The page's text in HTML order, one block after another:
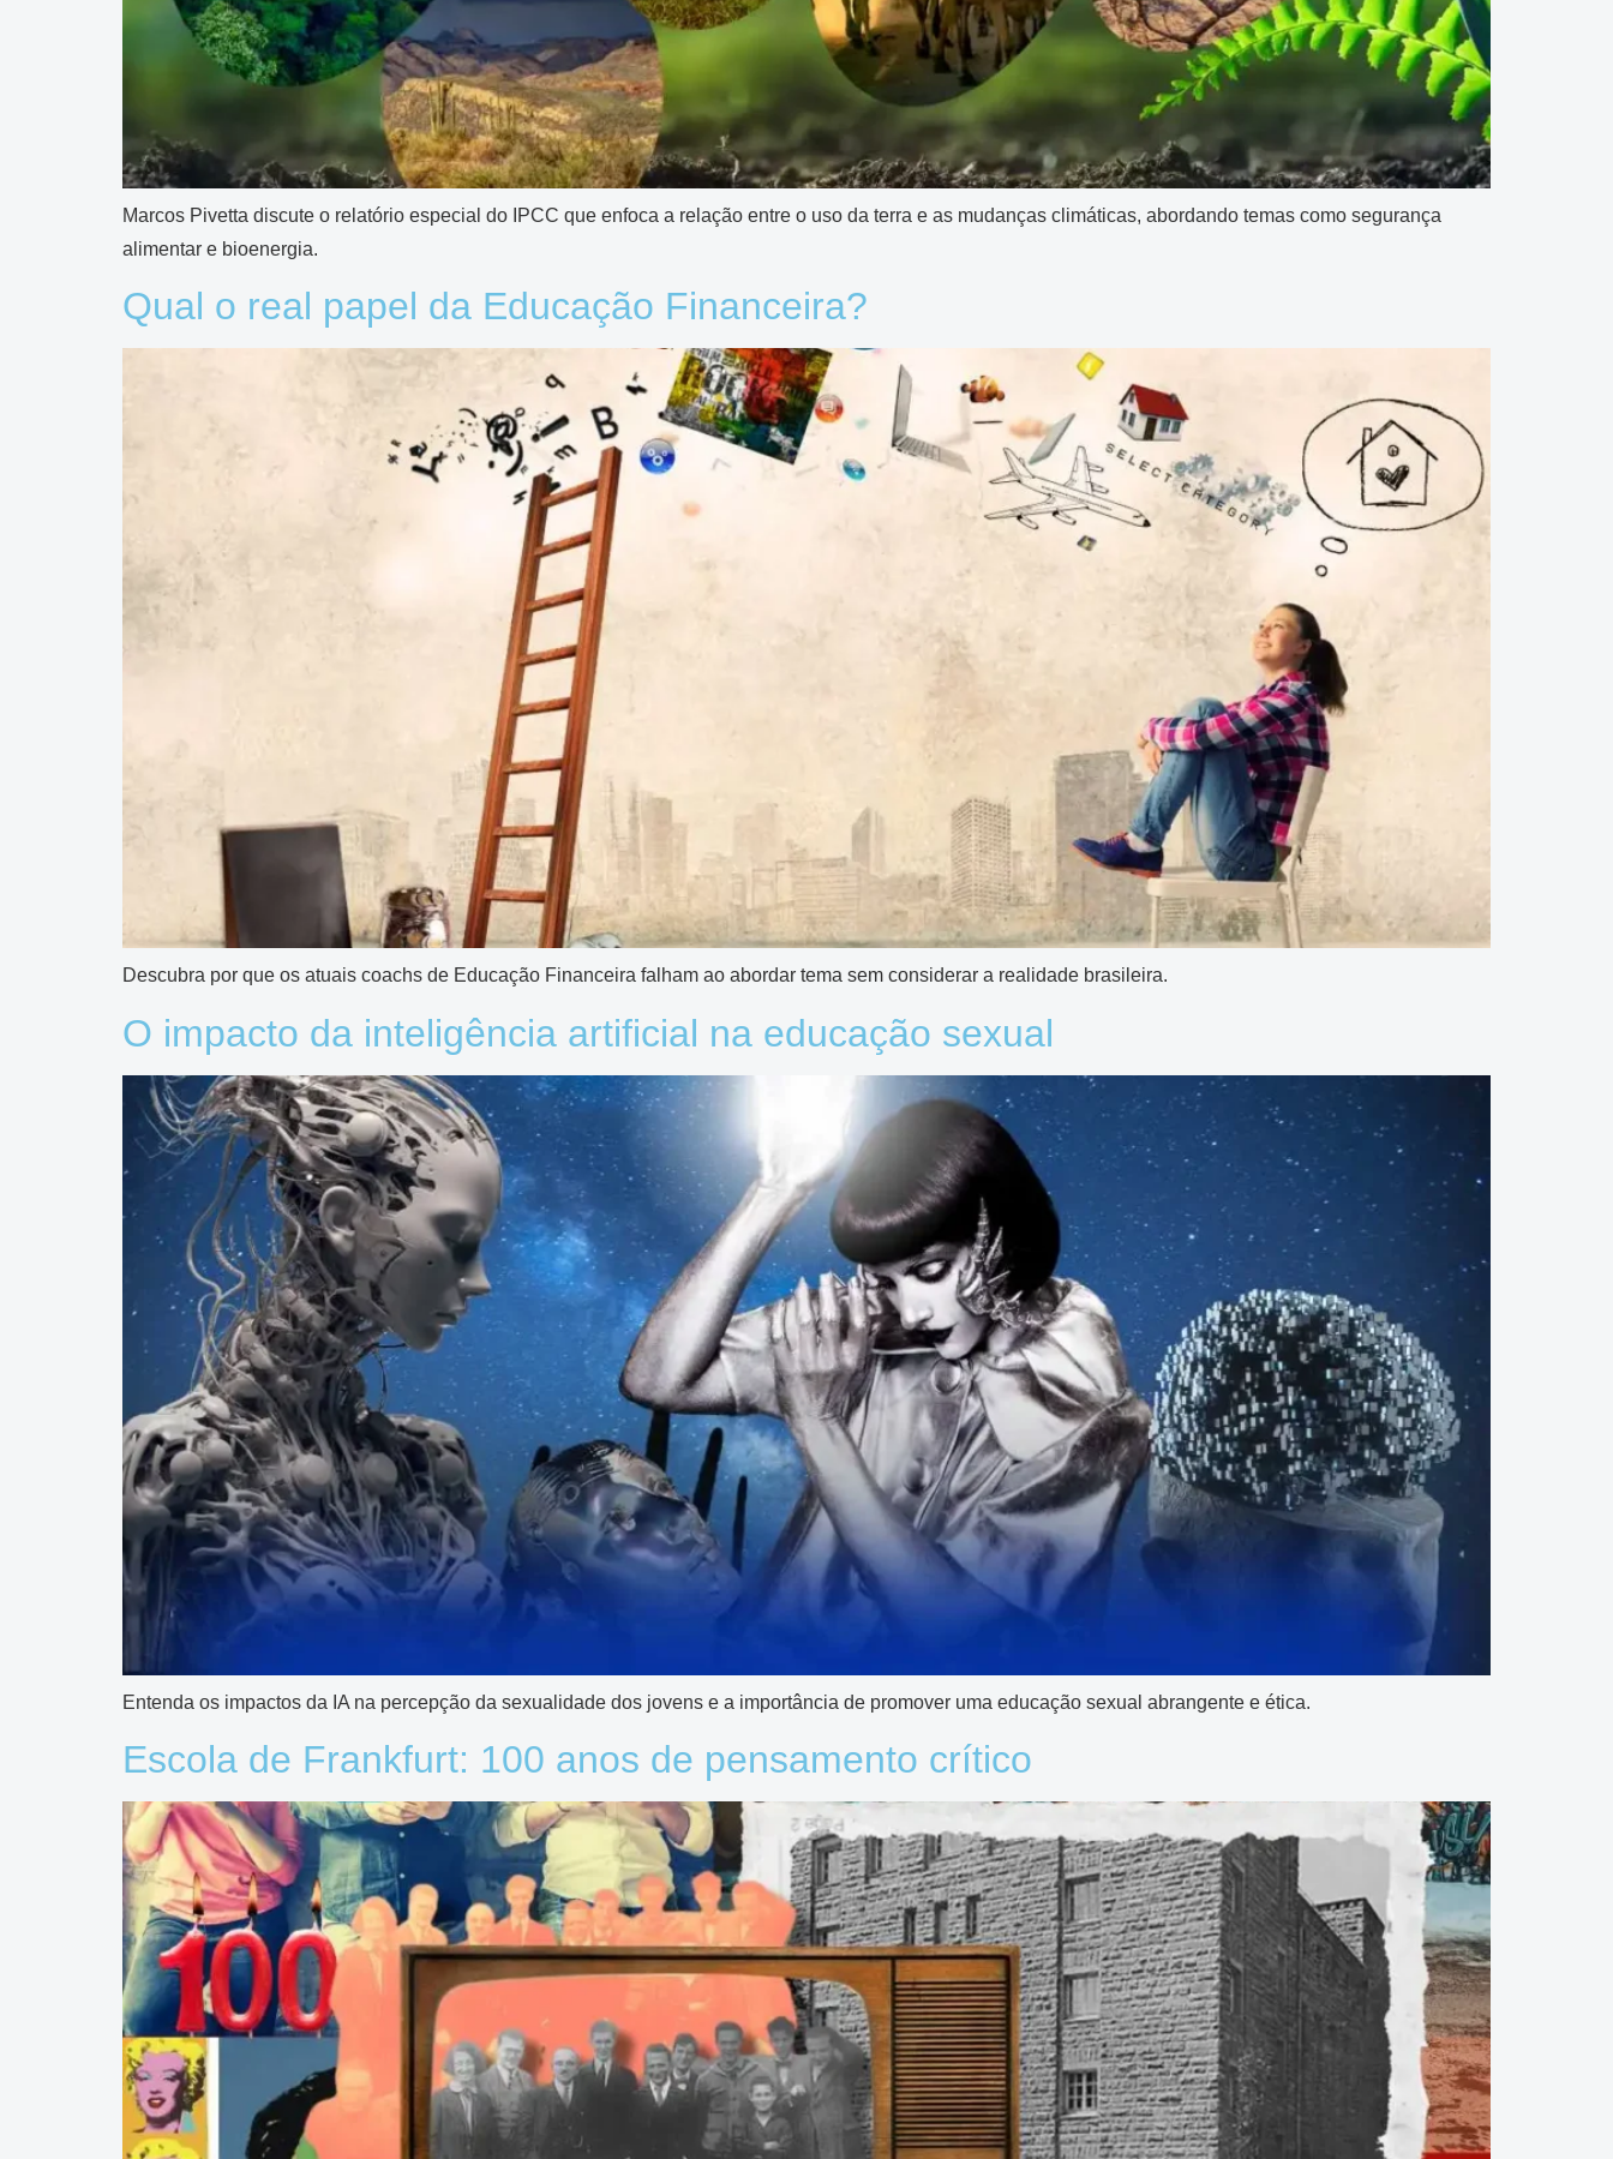
Marcos Pivetta discute o relatório especial do IPCC que enfoca a relação entre o uso da terra e as mudanças climáticas, abordando temas como segurança
alimentar e bioenergia.
Qual o real papel da Educação Financeira?
Descubra por que os atuais coachs de Educação Financeira falham ao abordar tema sem considerar a realidade brasileira.
O impacto da inteligência artificial na educação sexual
Entenda os impactos da IA na percepção da sexualidade dos jovens e a importância de promover uma educação sexual abrangente e ética.
Escola de Frankfurt: 100 anos de pensamento crítico